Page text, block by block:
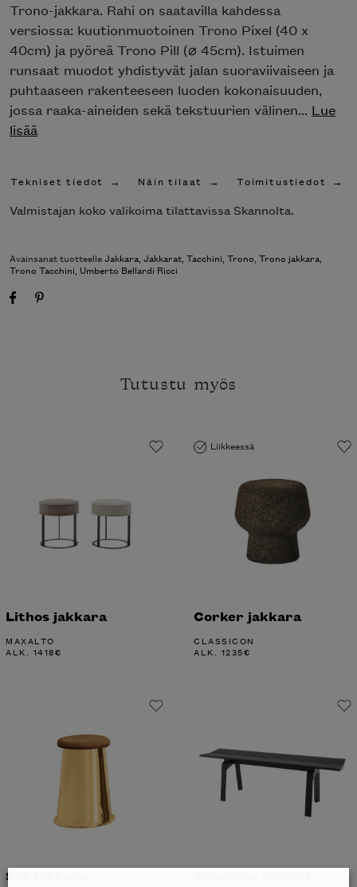
Trono-jakkara. Rahi on saatavilla kahdessa
versiossa: kuutionmuotoinen Trono Pixel (40 x
40cm) ja pyöreä Trono Pill (⌀ 45cm). Istuimen
runsaat muodot yhdistyvät jalan suoraviivaiseen ja
puhtaaseen rakenteeseen luoden kokonaisuuden,
jossa raaka-aineiden sekä tekstuurien välinen... Lue
lisää
Tekniset tiedot Näin tilaat Toimitustiedot
Valmistajan koko valikoima tilattavissa Skannolta.
Avainsanat tuotteelleJakkara, Jakkarat, Tacchini, Trono, Trono jakkara,
Trono Tacchini, Umberto Bellardi Ricci
Tutustu myös
Lithos jakkara
MAXALTO
ALK. 1418€
Liikkeessä
Corker jakkara
CLASSICON
ALK. 1235€
Siit jakkara